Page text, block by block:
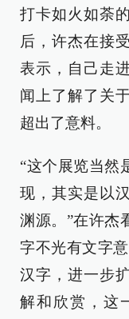
打卡如火如荼
后，许杰在接
表示，自己走
闻上了解了关
超出了意料。
“这个展览当然
现，其实是以
渊源。”在许杰
字不光有文字
汉字，进一步
解和欣赏，这